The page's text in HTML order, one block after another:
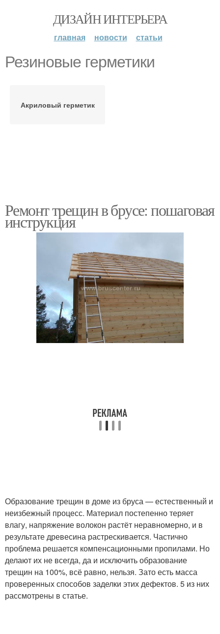
ДИЗАЙН ИНТЕРЬЕРА
главная новости статьи
Резиновые герметики
Акриловый герметик
Ремонт трещин в брусе: пошаговая
инструкция
Образование трещин в доме из бруса — естественный и
неизбежный процесс. Материал постепенно теряет
влагу, напряжение волокон растёт неравномерно, и в
результате древесина растрескивается. Частично
проблема решается компенсационными пропилами. Но
делают их не всегда, да и исключить образование
трещин на 100%, всё равно, нельзя. Зато есть масса
проверенных способов заделки этих дефектов. 5 из них
рассмотрены в статье.